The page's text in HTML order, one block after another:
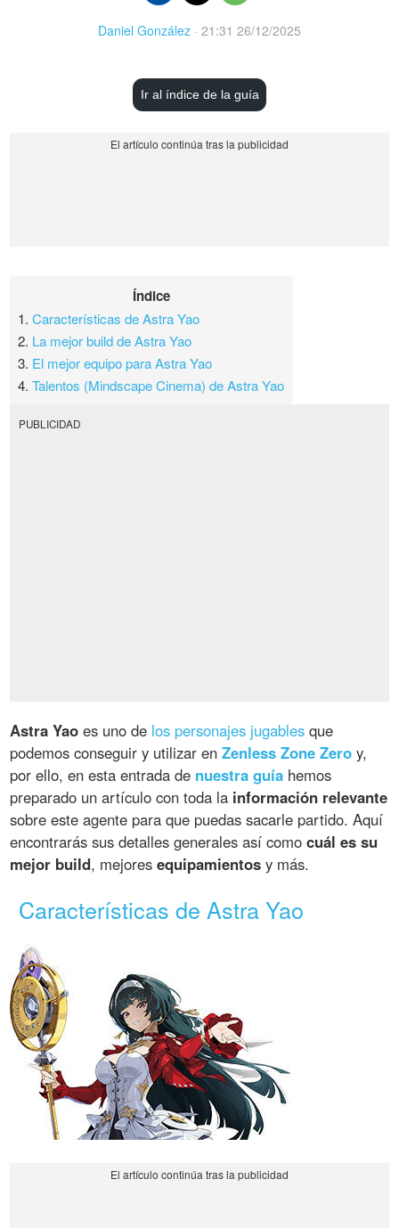
Daniel González · 21:31 26/12/2025
Ir al índice de la guía
Índice
1.Características de Astra Yao
2. La mejor build de Astra Yao
3. El mejor equipo para Astra Yao
4.Talentos (Mindscape Cinema) de Astra Yao
PUBLICIDAD
Astra Yao es uno de los personajes jugables que
podemos conseguir y utilizar enZenless Zone Zero y,
por ello, en esta entrada de nuestra guía hemos
preparado un artículo con toda la información relevante
sobre este agente para que puedas sacarle partido. Aquí
encontrarás sus detalles generales así comocuál es su
mejor build, mejoresequipamientos y más.
Características de Astra Yao